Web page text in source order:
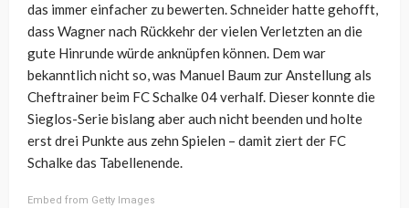
das immer einfacher zu bewerten. Schneider hatte gehofft,
dass Wagner nach Rückkehr der vielen Verletzten an die
gute Hinrunde würde anknüpfen können. Dem war
bekanntlich nicht so, was Manuel Baum zur Anstellung als
Cheftrainer beim FC Schalke 04 verhalf. Dieser konnte die
Sieglos-Serie bislang aber auch nicht beenden und holte
erst drei Punkte aus zehn Spielen – damit ziert der FC
Schalke das Tabellenende.
Embed from Getty Images